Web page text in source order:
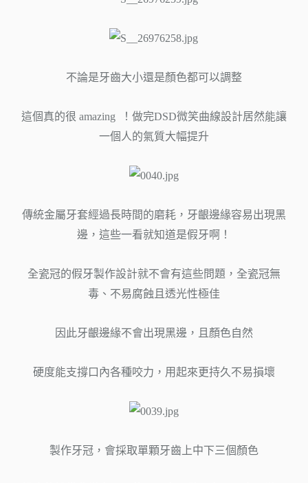
不論是牙齒大小還是顏色都可以調整
這個真的很 amazing ！做完DSD微笑曲線設計居然能讓
一個人的氣質大幅提升
傳統金屬牙套經過長時間的磨耗，牙齦邊緣容易出現黑
邊，這些一看就知道是假牙啊！
全瓷冠的假牙製作設計就不會有這些問題，全瓷冠無
毒、不易腐蝕且透光性極佳
因此牙齦邊緣不會出現黑邊，且顏色自然
硬度能支撐口內各種咬力，用起來更持久不易損壞
製作牙冠，會採取單顆牙齒上中下三個顏色